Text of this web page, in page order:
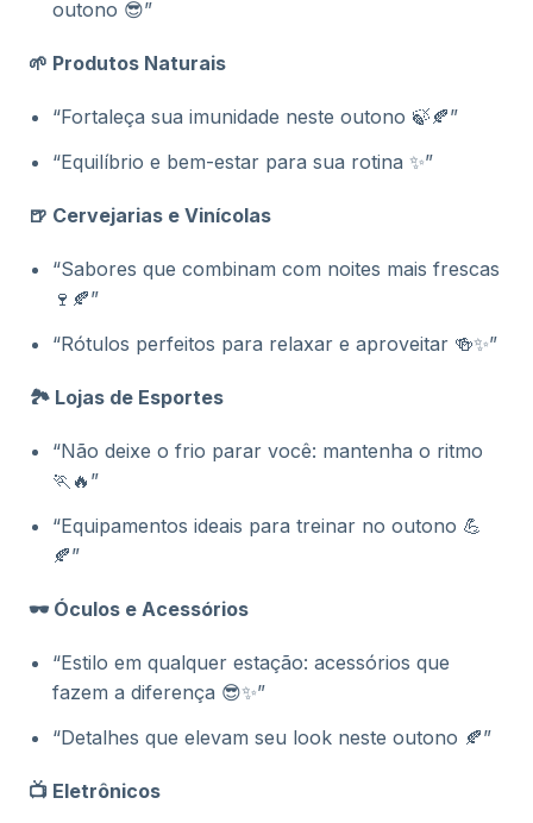
outono 😎”
🌱 Produtos Naturais
“Fortaleça sua imunidade neste outono 🍃🍂”
“Equilíbrio e bem-estar para sua rotina ✨”
🍺 Cervejarias e Vinícolas
“Sabores que combinam com noites mais frescas
🍷🍂”
“Rótulos perfeitos para relaxar e aproveitar 🍻✨”
🏞️ Lojas de Esportes
“Não deixe o frio parar você: mantenha o ritmo
🏃🔥”
“Equipamentos ideais para treinar no outono 💪
🍂”
🕶️ Óculos e Acessórios
“Estilo em qualquer estação: acessórios que
fazem a diferença 😎✨”
“Detalhes que elevam seu look neste outono 🍂”
📺 Eletrônicos